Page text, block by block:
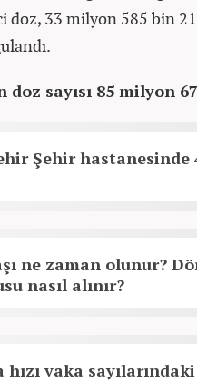
33 milyon 585 bin
sayısı 85 milyon
Şehir hastanesinde
ne zaman olunur?
nasıl alınır?
hızı vaka